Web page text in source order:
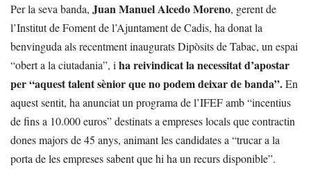
Per la seva banda, Juan Manuel Alcedo Moreno, gerent de
l’Institut de Foment de l’Ajuntament de Cadis, ha donat la
benvinguda als recentment inaugurats Dipòsits de Tabac, un espai
“obert a la ciutadania”, iha reivindicat la necessitat d’apostar
per “aquest talent sènior que no podem deixar de banda”.En
aquest sentit, ha anunciat un programa de l’IFEF amb “incentius
de fins a 10.000 euros” destinats a empreses locals que contractin
dones majors de 45 anys, animant les candidates a “trucar a la
porta de les empreses sabent que hi ha un recurs disponible”.